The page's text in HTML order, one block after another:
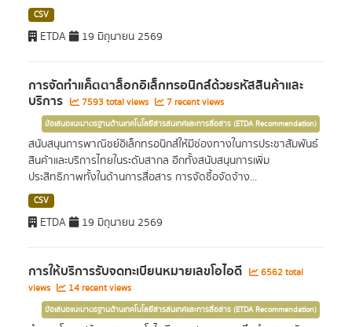
CSV
ETDA 19 มิถุนายน 2569
การจัดทำแค็ตตาล็อกอิเล็กทรอนิกส์ด้วยรหัสสินค้าและ
บริการ 7593 total views 7 recent views
ข้อเสนอแนะมาตรฐานด้านเทคโนโลยีสารสนเทศและการสื่อสาร (ETDA Recommendation)
สนับสนุนการพาณิชย์อิเล็กทรอนิกส์ให้มีช่องทางในการประชาสัมพันธ์
สินค้าและบริการไทยในระดับสากล อีกทั้งสนับสนุนการเพิ่ม
ประสิทธิภาพทั้งในด้านการสื่อสาร การจัดซื้อจัดจ้าง...
CSV
ETDA 19 มิถุนายน 2569
การให้บริการรับจดทะเบียนหมายเลขโอไอดี
6562 total
views
14 recent views
ข้อเสนอแนะมาตรฐานด้านเทคโนโลยีสารสนเทศและการสื่อสาร (ETDA Recommendation)